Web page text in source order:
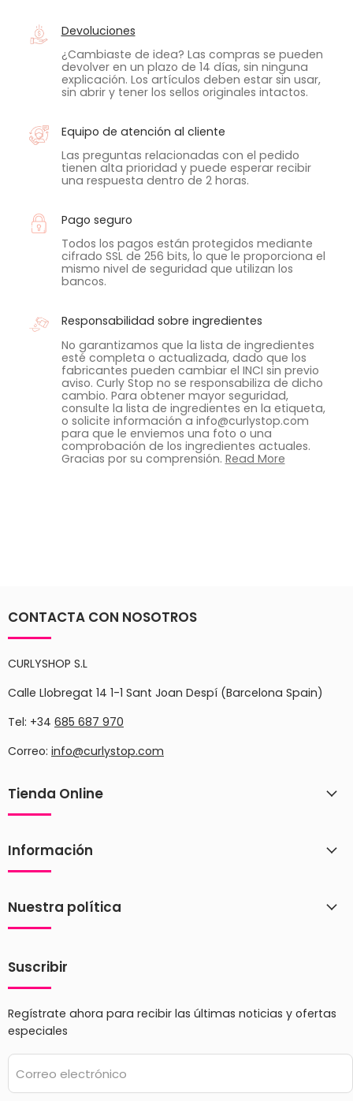
Devoluciones
¿Cambiaste de idea? Las compras se pueden
devolver en un plazo de 14 días, sin ninguna
explicación. Los artículos deben estar sin usar,
sin abrir y tener los sellos originales intactos.
Equipo de atención al cliente
Las preguntas relacionadas con el pedido
tienen alta prioridad y puede esperar recibir
una respuesta dentro de 2 horas.
Pago seguro
Todos los pagos están protegidos mediante
cifrado SSL de 256 bits, lo que le proporciona el
mismo nivel de seguridad que utilizan los
bancos.
Responsabilidad sobre ingredientes
No garantizamos que la lista de ingredientes
esté completa o actualizada, dado que los
fabricantes pueden cambiar el INCI sin previo
aviso. Curly Stop no se responsabiliza de dicho
cambio. Para obtener mayor seguridad,
consulte la lista de ingredientes en la etiqueta,
o solicite información a info@curlystop.com
para que le enviemos una foto o una
comprobación de los ingredientes actuales.
Gracias por su comprensión. Read More
CONTACTA CON NOSOTROS
CURLYSHOP S.L
Calle Llobregat 14 1-1 Sant Joan Despí (Barcelona Spain)
Tel: +34 685 687 970
Correo: info@curlystop.com
Tienda Online
Información
Nuestra política
Suscribir
Regístrate ahora para recibir las últimas noticias y ofertas
especiales
Correo electrónico